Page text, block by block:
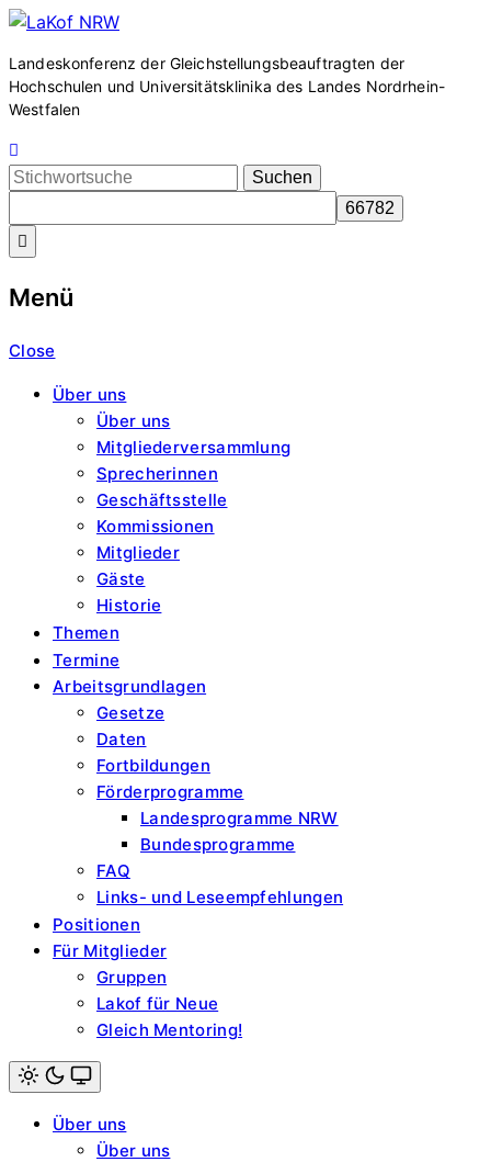
Zum
springen
LaKof
NRW
Landeskonferenz der Gleichstellungsbeauftragten der
Hochschulen und Universitätsklinika des Landes Nordrhein-
Westfalen
Search
Menü
Close
Über uns
Über uns
Mitgliederversammlung
Sprecherinnen
Geschäftsstelle
Kommissionen
Mitglieder
Gäste
Historie
Themen
Termine
Arbeitsgrundlagen
Gesetze
Daten
Fortbildungen
Förderprogramme
Landesprogramme NRW
Bundesprogramme
FAQ
Links- und Leseempfehlungen
Positionen
Für Mitglieder
Gruppen
Lakof für Neue
Gleich Mentoring!
Light
mode
(click
Über uns
Über uns